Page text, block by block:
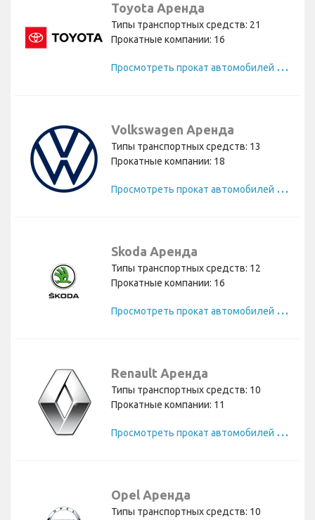
Toyota Аренда
Типы транспортных средств: 21
Прокатные компании: 16
П
росмотреть прокат автомобилей Toyota
Volkswagen Аренда
Типы транспортных средств: 13
Прокатные компании: 18
П
росмотреть прокат автомобилей Volkswagen
Skoda Аренда
Типы транспортных средств: 12
Прокатные компании: 16
П
росмотреть прокат автомобилей Skoda
Renault Аренда
Типы транспортных средств: 10
Прокатные компании: 11
П
росмотреть прокат автомобилей Renault
Opel Аренда
Типы транспортных средств: 10